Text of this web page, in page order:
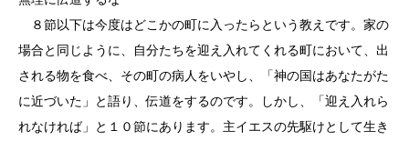
８節以下は今度はどこかの町に入ったらという教えです。家の
場合と同じように、自分たちを迎え入れてくれる町において、出
される物を食べ、その町の病人をいやし、「神の国はあなたがた
に近づいた」と語り、伝道をするのです。しかし、「迎え入れら
れなければ」と１０節にあります。主イエスの先駆けとして生き